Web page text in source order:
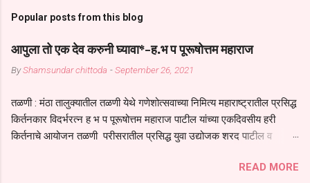
Popular posts from this blog
आपुला तो एक देव करुनी घ्यावा*-ह.भ प पूरूषोत्तम महाराज
ByShamsundar chittoda -September 26, 2021
तळणी : मंठा तालुक्यातील तळणी येथे गणेशोत्सवाच्या निमित्य महाराष्ट्रातील प्रसिद्ध
किर्तनकार विदर्भरत्न ह भ प पूरूषोत्तम महाराज पाटील यांच्या एकदिवसीय हरी
किर्तनाचे आयोजन तळणी परीसरातील प्रसिद्ध युवा उद्योजक शरद पाटील व
तुकाराम महाराज यांच्या *आपुला तो एक देव करुनी घ्यावा* *तेणे विन जिवा सुख
READ MORE